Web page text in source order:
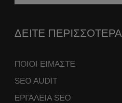
ΔΕΙΤΕ ΠΕΡΙΣΣΟΤΕΡΑ
ΠΟΙΟΙ ΕΙΜΑΣΤΕ
SEO AUDIT
ΕΡΓΑΛΕΙΑ SEO